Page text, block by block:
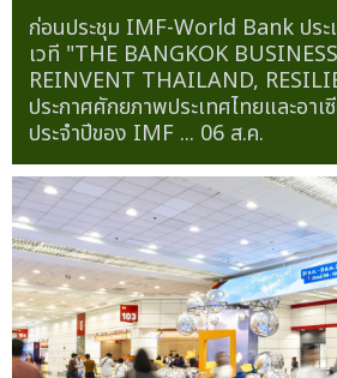
ก่อนประชุม IMF-World Bank ประ
เวที "THE BANGKOK
REINVENT THAILAND,
ประกาศศักยภาพประเทศไทยและอา
ประจำปีของ IMF ... 06 ส.ค.